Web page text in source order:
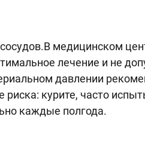
медицинском
лечение и не
давлении
риска: курите, часто
каждые полгода.